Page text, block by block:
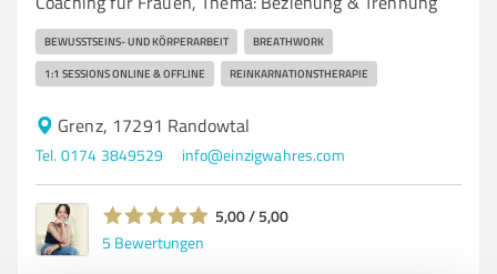
BEWUSSTSEINS- UND KÖRPERARBEIT BREATHWORK
1:1 SESSIONS ONLINE & OFFLINE REINKARNATIONSTHERAPIE
Grenz, 17291 Randowtal
Tel. 0174 3849529 info@einzigwahres.com
5,00 / 5,00
5 Bewertungen